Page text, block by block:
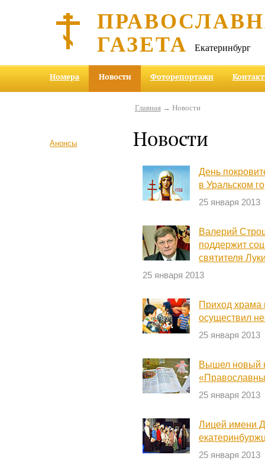
ГАЗЕТА Екатеринбург
Номера Новости Фоторепортажи
Анонсы
Главная→ Новости
Новости
День
в Уральском
25 января 2013
Валерий
поддержит
святителя
25 января 2013
Приход храма
осуществил
25 января 2013
Вышел новый
25 января 2013
Лицей имени
25 января 2013